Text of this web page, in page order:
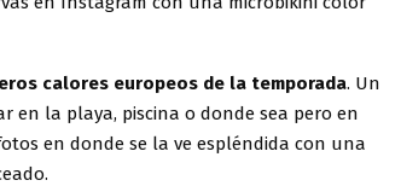
calores europeos de la temporada. Un
en la playa, piscina o donde sea pero en
en donde se la ve espléndida con una